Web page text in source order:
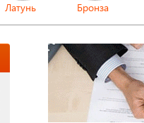
Латунь Бронза